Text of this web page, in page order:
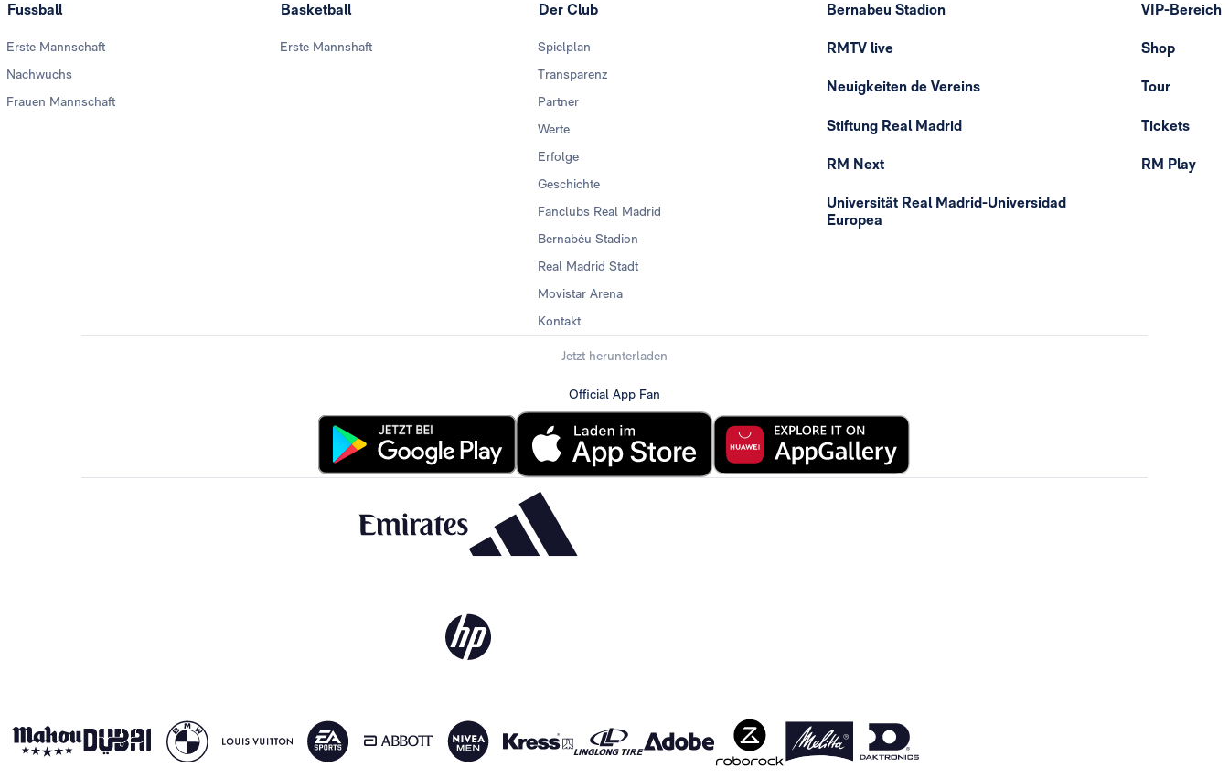
Fussball
Erste Mannschaft
Nachwuchs
Frauen Mannschaft
Basketball
Erste Mannshaft
Der Club
Spielplan
Transparenz
Partner
Werte
Erfolge
Geschichte
Fanclubs Real Madrid
Bernabéu Stadion
Real Madrid Stadt
Movistar Arena
Kontakt
Bernabeu Stadion
RMTV live
Neuigkeiten de Vereins
Stiftung Real Madrid
RM Next
Universität Real Madrid-Universidad
Europea
VIP-Bereich
Shop
Tour
Tickets
RM Play
Jetzt herunterladen
Official App Fan